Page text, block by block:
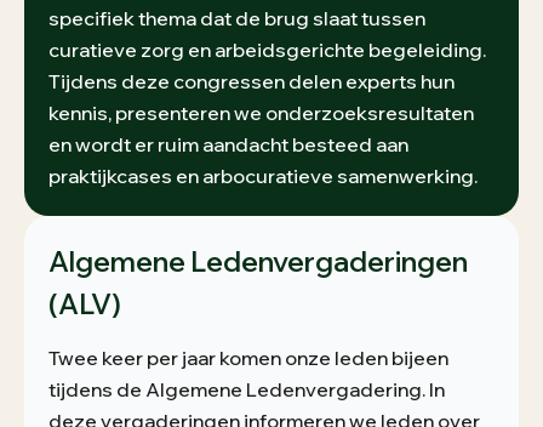
specifiek thema dat de brug slaat tussen
curatieve zorg en arbeidsgerichte begeleiding.
Tijdens deze congressen delen experts hun
kennis, presenteren we onderzoeksresultaten
en wordt er ruim aandacht besteed aan
praktijkcases en arbocuratieve samenwerking.
Algemene Ledenvergaderingen
(ALV)
Twee keer per jaar komen onze leden bijeen
tijdens de Algemene Ledenvergadering. In
deze vergaderingen informeren we leden over